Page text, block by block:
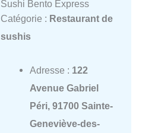
Sushi Bento Express
Catégorie : Restaurant de
sushis
Adresse : 122
Avenue Gabriel
Péri, 91700 Sainte-
Geneviève-des-